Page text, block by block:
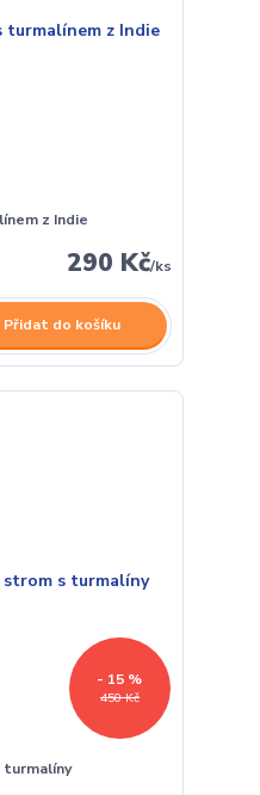
z Indie
290 Kč/ks
Přidat do košíku
450 Kč
- 15 %
turmalíny